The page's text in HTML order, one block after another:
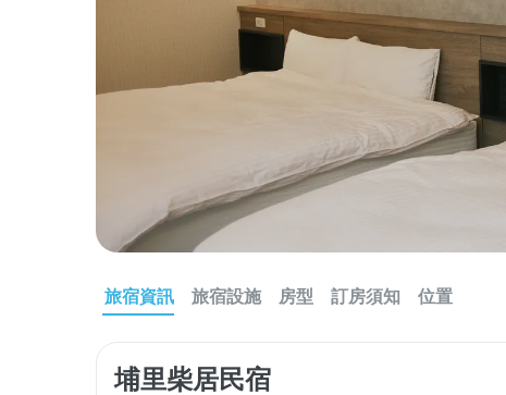
旅宿資訊 旅宿設施 房型 訂房須知 位置
埔里柴居民宿